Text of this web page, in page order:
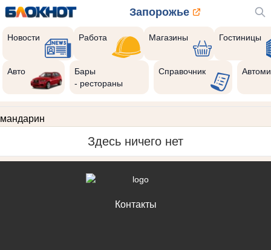
Запорожье
Новости Работа Магазины Гостиницы
Авто
Бары
- рестораны
Справочник
мандарин
Здесь ничего нет
Контакты